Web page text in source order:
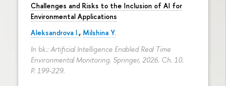
Challenges and Risks to the Inclusion of AI for
Environmental Applications
Aleksandrova I., Milshina Y.
In bk.: Artificial Intelligence Enabled Real Time
Environmental Monitoring. Springer, 2026. Ch. 10.
P. 199-229.